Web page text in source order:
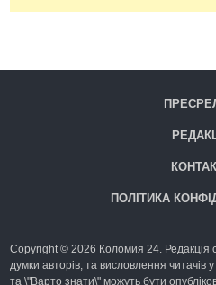
ПОЛІТИКА
Copyright © 2026 Коломия 24. Редакція
думки авторів, та висловлення читачів
та \"Варто знати\" можуть бути